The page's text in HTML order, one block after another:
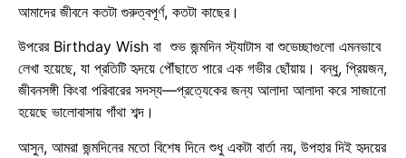
আমাদের জীবনে কতটা গুরুত্বপূর্ণ, কতটা কাছের।
উপরের Birthday Wish বা শুভ জন্মদিন স্ট্যাটাস বা শুভেচ্ছাগুলো এমনভাবে
লেখা হয়েছে, যা প্রতিটি হৃদয়ে পৌঁছাতে পারে এক গভীর ছোঁয়ায়। বন্ধু, প্রিয়জন,
জীবনসঙ্গী কিংবা পরিবারের সদস্য—প্রত্যেকের জন্য আলাদা আলাদা করে সাজানো
হয়েছে ভালোবাসায় গাঁথা শব্দ।
আসুন, আমরা জন্মদিনের মতো বিশেষ দিনে শুধু একটা বার্তা নয়, উপহার দিই হৃদয়ের